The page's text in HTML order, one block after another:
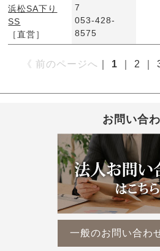
浜松SA下り
SS
［直営］
7
053-428-
8575
《 前のページへ 1 2
お問い合
一般のお問い合わ